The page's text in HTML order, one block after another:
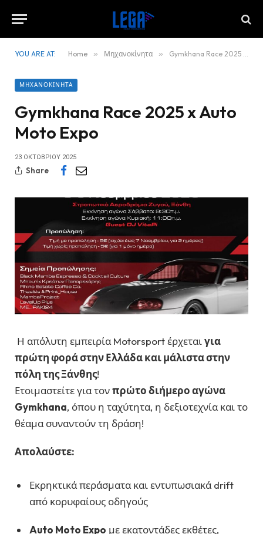
YOU ARE AT: Home » Μηχανοκίνητα » Gymkhana Race 2025 x Auto Moto Expo
ΜΗΧΑΝΟΚΊΝΗΤΑ
Gymkhana Race 2025 x Auto
Moto Expo
23 ΟΚΤΩΒΡΊΟΥ 2025
Share
Η απόλυτη εμπειρία Motorsport έρχεταιγια
πρώτη φορά στην Ελλάδα και μάλιστα στην
πόλη της Ξάνθης!
Ετοιμαστείτε για τονπρώτο διήμερο αγώνα
Gymkhana, όπου η ταχύτητα, η δεξιοτεχνία και το
θέαμα συναντούν τη δράση!
Απολαύστε:
Εκρηκτικά περάσματα και εντυπωσιακά drift
από κορυφαίους οδηγούς
Auto Moto Expo με εκατοντάδες εκθέτες,